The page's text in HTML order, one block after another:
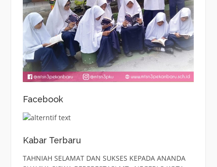
Facebook
Kabar Terbaru
TAHNIAH SELAMAT DAN SUKSES KEPADA ANANDA